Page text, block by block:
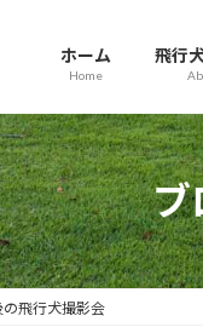
ホーム
Home
飛行
ブ
の飛行犬撮影会